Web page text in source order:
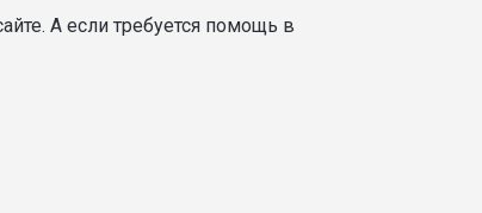
А если требуется помощь в